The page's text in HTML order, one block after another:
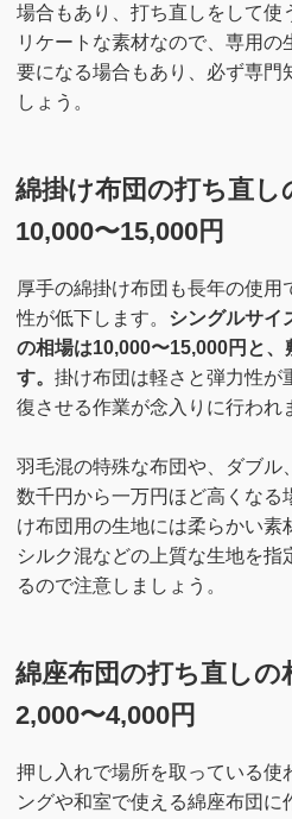
場合もあり、打ち直しをして使
リケートな素材なので、専用
要になる場合もあり、必ず専門
しょう。
綿掛け布団の打ち直し
10,000〜15,000円
厚手の綿掛け布団も長年の使用
性が低下します。 シングルサイ
の相場は10,000〜15,000円と
す。 掛け布団は軽さと弾力性が
復させる作業が念入りに行われ
羽毛混の特殊な布団や、ダブル
数千円から一万円ほど高くなる
け布団用の生地には柔らかい素
シルク混などの上質な生地を指
るので注意しましょう。
綿座布団の打ち直しの
2,000〜4,000円
押し入れで場所を取っている使
ングや和室で使える綿座布団に